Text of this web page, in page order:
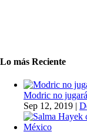
Lo más Reciente
Modric no
Sep 12, 2019 |